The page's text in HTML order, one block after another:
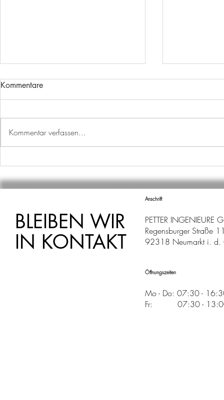
Kommentare
Kommentar verfassen...
BLEIBEN WIR
IN KONTAKT
Anschrift
PETTER INGENIEURE
Regensburger Straße
92318 Neumarkt i. d.
Öffnungszeiten
Mo - Do: 07:30 -
Fr: 07:30 -